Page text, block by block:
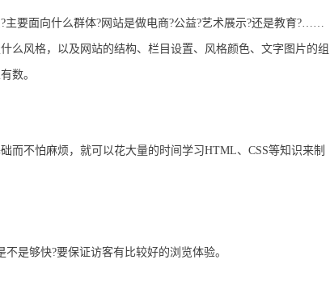
要面向什么群体?网站是做电商?公益?艺术展示?还是教育?……
么风格，以及网站的结构、栏目设置、风格颜色、文字图片的组
数。
不怕麻烦，就可以花大量的时间学习HTML、CSS等知识来制
是够快?要保证访客有比较好的浏览体验。